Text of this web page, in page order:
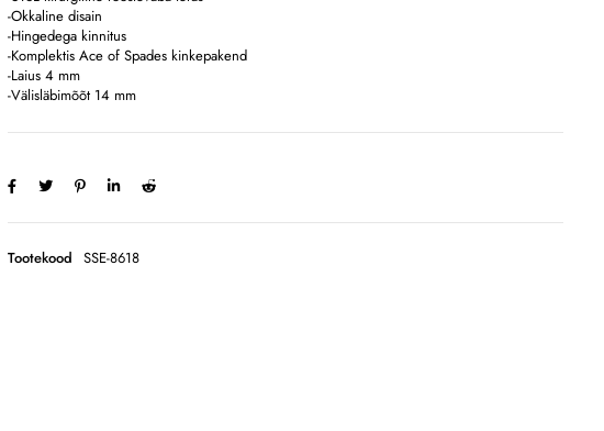
-Okkaline disain
-Hingedega kinnitus
-Komplektis Ace of Spades kinkepakend
-Laius 4 mm
-Välisläbimõõt 14 mm
Tootekood SSE-8618